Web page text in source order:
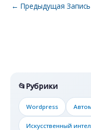
← Предыдущая Запись
Рубрики
Wordpress
Искусственный